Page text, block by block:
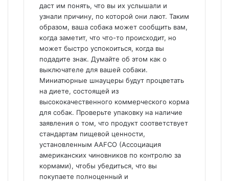
даст им понять, что вы их услышали и
узнали причину, по которой они лают. Таким
образом, ваша собака может сообщить вам,
когда заметит, что что-то происходит, но
может быстро успокоиться, когда вы
подадите знак. Думайте об этом как о
выключателе для вашей собаки.
Миниатюрные шнауцеры будут процветать
на диете, состоящей из
высококачественного коммерческого корма
для собак. Проверьте упаковку на наличие
заявления о том, что продукт соответствует
стандартам пищевой ценности,
установленным AAFCO (Ассоциация
американских чиновников по контролю за
кормами), чтобы убедиться, что вы
покупаете полноценный и